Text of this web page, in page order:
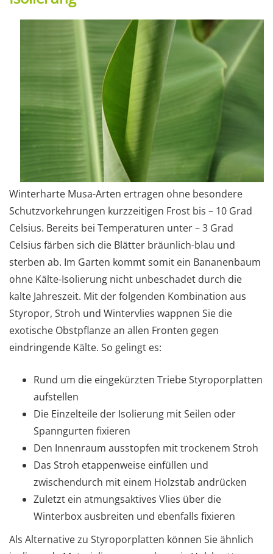
Winterharte Musa-Arten ertragen ohne besondere
Schutzvorkehrungen kurzzeitigen Frost bis – 10 Grad
Celsius. Bereits bei Temperaturen unter – 3 Grad
Celsius färben sich die Blätter bräunlich-blau und
sterben ab. Im Garten kommt somit ein Bananenbaum
ohne Kälte-Isolierung nicht unbeschadet durch die
kalte Jahreszeit. Mit der folgenden Kombination aus
Styropor, Stroh und Wintervlies wappnen Sie die
exotische Obstpflanze an allen Fronten gegen
eindringende Kälte. So gelingt es:
Rund um die eingekürzten Triebe Styroporplatten
aufstellen
Die Einzelteile der Isolierung mit Seilen oder
Spanngurten fixieren
Den Innenraum ausstopfen mit trockenem Stroh
Das Stroh etappenweise einfüllen und
zwischendurch mit einem Holzstab andrücken
Zuletzt ein atmungsaktives Vlies über die
Winterbox ausbreiten und ebenfalls fixieren
Als Alternative zu Styroporplatten können Sie ähnlich